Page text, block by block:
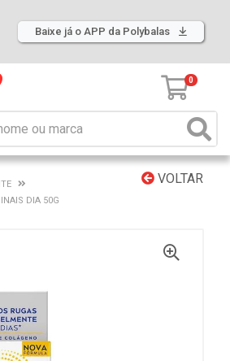
Baixe já o APP da Polybalas
0
VOLTAR
DIA 50G